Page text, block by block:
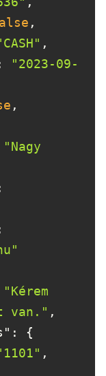
"2023-09-
"Nagy
"Kérem
van."